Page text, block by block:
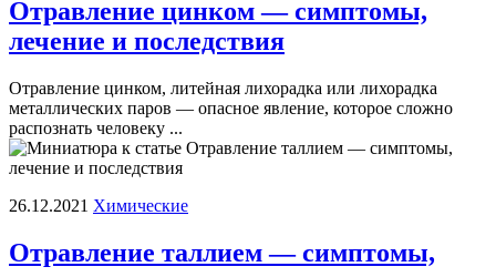
Отравление цинком — симптомы,
лечение и последствия
Отравление цинком, литейная лихорадка или лихорадка
металлических паров — опасное явление, которое сложно
распознать человеку ...
26.12.2021 Химические
Отравление таллием — симптомы,